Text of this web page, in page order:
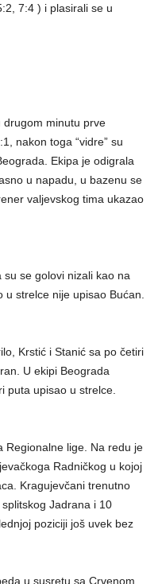
7:4 ) i plasirali se u
drugom minutu prve
nakon toga “vidre” su
Ekipa je odigrala
u napadu, u bazenu se
valjevskog tima ukazao
se golovi nizali kao na
strelce nije upisao Bućan.
Krstić i Stanić sa po četiri
U ekipi Beograda
puta upisao u strelce.
Regionalne lige. Na redu je
Radničkog u kojoj
Kragujevčani trenutno
Jadrana i 10
poziciji još uvek bez
u susretu sa Crvenom